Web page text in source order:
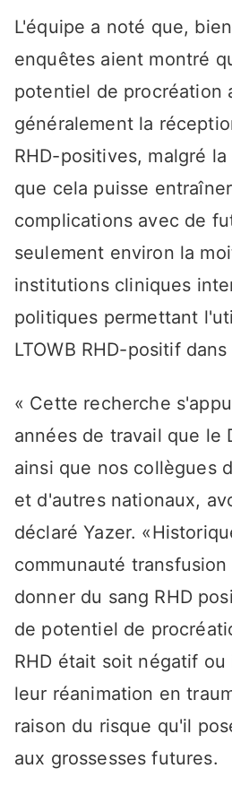
L'équipe a noté que,
enquêtes aient montré
potentiel de procréation
généralement la
RHD-positives, malgré
que cela puisse
complications avec de
seulement environ la
institutions cliniques
politiques permettant
LTOWB RHD-positif
« Cette recherche
années de travail que le
ainsi que nos collègues
et d'autres nationaux,
déclaré Yazer.
communauté
donner du sang RHD
de potentiel de
RHD était soit négatif
leur réanimation en
raison du risque qu'il
aux grossesses futures.